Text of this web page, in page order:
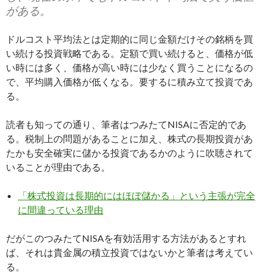
がある。
ドルコスト平均法とは定期的に同じ金額だけその銘柄を買
い続ける投資戦略である。定額で買い続けると、価格が低
い時には多く、価格が高い時には少なく買うことになるの
で、平均購入価格が低くなる。要するに積み立て投資であ
る。
読者も知っての通り、筆者はつみたてNISAに否定的であ
る。税制上の問題があることに加え、株式の長期投資があ
たかも安全確実に儲かる投資であるかのように吹聴されて
いることが理由である。
「株式投資は長期的にはほぼ儲かる」という主張が完全
に間違っている理由
だがこのつみたてNISAを有効活用する方法があるとすれ
ば、それは貴金属の積立投資ではないかと筆者は考えてい
る。